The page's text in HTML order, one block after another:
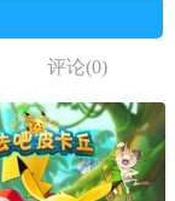
评论(0)